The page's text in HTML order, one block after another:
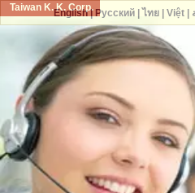
Taiwan K. K. Corp.
English| Русский| ไทย| Việt|